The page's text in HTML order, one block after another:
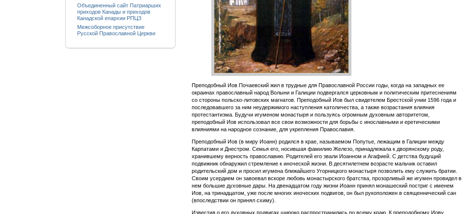
Преподобный Иов Почаевский жил в трудные для Православной России годы, когда на западных ее
окраинах православный народ Волыни и Галиции подвергался церковным и политическим притеснениям
со стороны польско-литовских магнатов. Преподобный Иов был свидетелем Брестской унии 1596 года и
последовавшего за ним неудержимого наступления католичества, а также возрастания влияния
протестантизма. Будучи игуменом монастыря и пользуясь огромным духовным авторитетом,
преподобный Иов использовал все свои возможности для борьбы с инославными и еретическими
влияниями на народное сознание, для укрепления Православия.
Преподобный Иов (в миру Иоанн) родился в крае, называемом Попутье, лежащим в Галиции между
Карпатами и Днестром. Семья его, носившая фамилию Железо, принадлежала к дворянскому роду,
хранившему верность православию. Родителей его звали Иоанном и Агафией. С детства будущий
подвижник обнаружил стремление к иноческой жизни. В десятилетнем возрасте мальчик оставил
родительский дом и просил игумена ближайшего Угорницкого монастыря позволить ему служить братии.
Своим усердием он завоевал вскоре любовь монастырского братства, прозорливый же игумен провидел в
нем большие духовные дары. На двенадцатом году жизни Иоанн принял монашеский постриг с именем
Иов, на тринадцатом, уже после многих иноческих подвигов, он был рукоположен в священнический сан
(впоследствии он принял схиму).
Известия о его духовных подвигах широко распространились по всему краю. К преподобному Иову
Объединенный сайт Патриарших
приходов Канады и приходов
Канадской епархии РПЦЗ
Межсоборное присутствие
Русской Православной Церкви